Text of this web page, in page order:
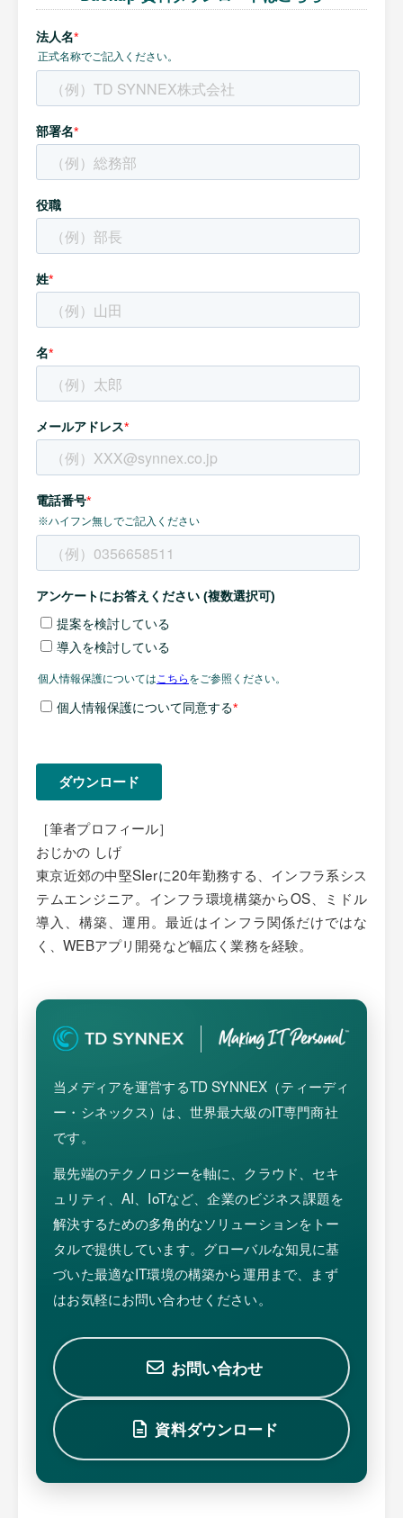
［筆者プロフィール］
おじかの しげ
東京近郊の中堅SIerに20年勤務する、インフラ系シス
テムエンジニア。インフラ環境構築からOS、ミドル
導入、構築、運用。最近はインフラ関係だけではな
く、WEBアプリ開発など幅広く業務を経験。
当メディアを運営するTD SYNNEX（ティーディ
ー・シネックス）は、世界最大級のIT専門商社
です。
最先端のテクノロジーを軸に、クラウド、セキ
ュリティ、AI、IoTなど、企業のビジネス課題を
解決するための多角的なソリューションをトー
タルで提供しています。グローバルな知見に基
づいた最適なIT環境の構築から運用まで、まず
はお気軽にお問い合わせください。
お問い合わせ
資料ダウンロード